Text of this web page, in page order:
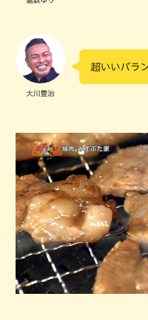
大川豊治
超いいバラ